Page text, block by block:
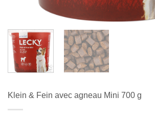
Klein & Fein avec agneau Mini 700 g